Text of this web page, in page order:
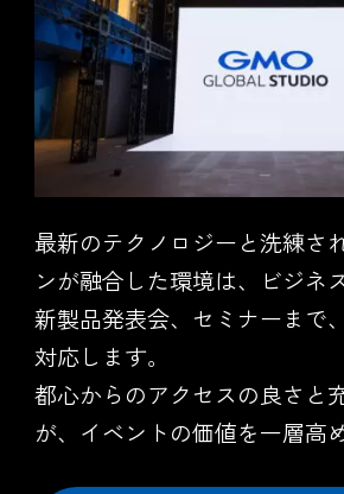
最新のテクノロジーと洗練さ
ンが融合した環境は、ビジネ
新製品発表会、セミナーまで
対応します。
都心からのアクセスの良さと
が、イベントの価値を一層高